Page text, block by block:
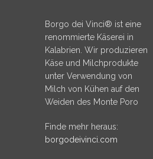
Borgo dei Vinci® ist eine
renommierte Käserei in
Kalabrien. Wir produzieren
Käse und Milchprodukte
unter Verwendung von
Milch von Kühen auf den
Weiden des Monte Poro
Finde mehr heraus:
borgodeivinci.com